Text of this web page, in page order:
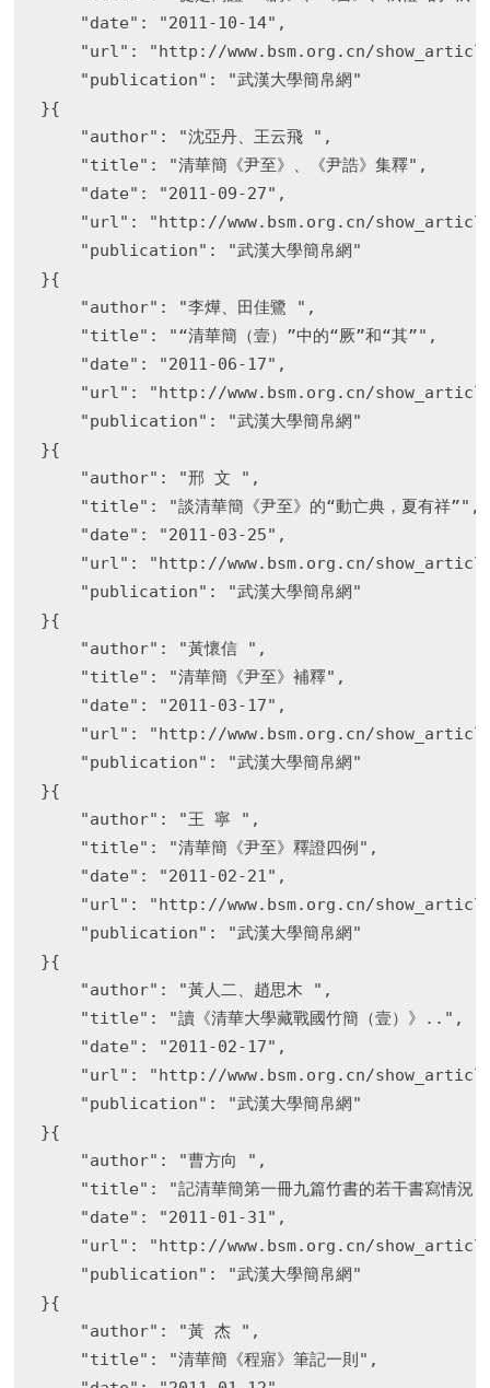
    "date": "2011-10-14",
"url": "http://www.bsm.org.cn/
    "publication": "武漢大學簡帛網"
}{
    "author": "沈亞丹、王云飛 ",
    "title": "清華簡《尹至》、《尹誥》集釋",
    "date": "2011-09-27",
"url": "http://www.bsm.org.cn/
    "publication": "武漢大學簡帛網"
}{
    "author": "李燁、田佳鷺 ",
    "title": "“清華簡（壹）”中的“厥”和“其”",
    "date": "2011-06-17",
"url": "http://www.bsm.org.cn/
    "publication": "武漢大學簡帛網"
}{
    "author": "邢 文 ",
    "title": "談清華簡《尹至》的“動亡典，夏有祥”",
    "date": "2011-03-25",
"url": "http://www.bsm.org.cn/
    "publication": "武漢大學簡帛網"
}{
    "author": "黃懷信 ",
    "title": "清華簡《尹至》補釋",
    "date": "2011-03-17",
"url": "http://www.bsm.org.cn/
    "publication": "武漢大學簡帛網"
}{
    "author": "王 寧 ",
    "title": "清華簡《尹至》釋證四例",
    "date": "2011-02-21",
"url": "http://www.bsm.org.cn/
    "publication": "武漢大學簡帛網"
}{
    "author": "黃人二、趙思木 ",
    "title": "讀《清華大學藏戰國竹簡（壹）》..",
    "date": "2011-02-17",
"url": "http://www.bsm.org.cn/
    "publication": "武漢大學簡帛網"
}{
    "author": "曹方向 ",
"title": "記清華簡第一冊九篇竹書的若干書寫情況
    "date": "2011-01-31",
"url": "http://www.bsm.org.cn/
    "publication": "武漢大學簡帛網"
}{
    "author": "黃 杰 ",
    "title": "清華簡《程寤》筆記一則",